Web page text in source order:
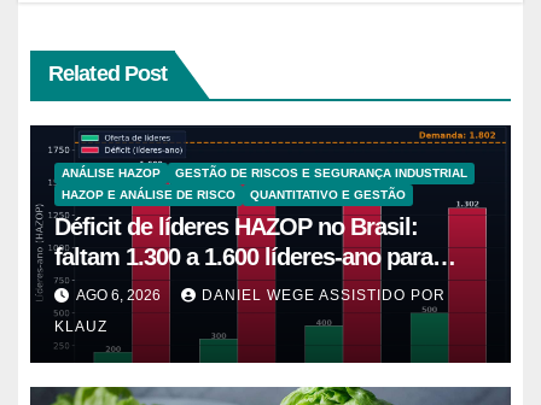
Related Post
ANÁLISE HAZOP
GESTÃO DE RISCOS E SEGURANÇA INDUSTRIAL
HAZOP E ANÁLISE DE RISCO
QUANTITATIVO E GESTÃO
Déficit de líderes HAZOP no Brasil:
faltam 1.300 a 1.600 líderes-ano para
5.265 plantas de alto risco
AGO 6, 2026
DANIEL WEGE ASSISTIDO POR
KLAUZ